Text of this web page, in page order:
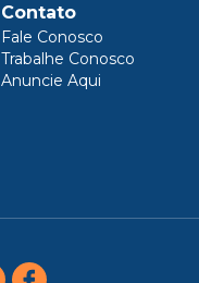
Contato
Fale Conosco
Trabalhe Conosco
Anuncie Aqui